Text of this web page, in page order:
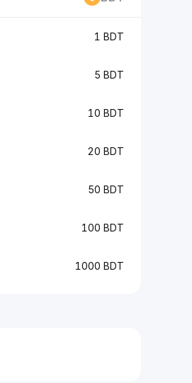
1 BDT
5 BDT
10 BDT
20 BDT
50 BDT
100 BDT
1000 BDT